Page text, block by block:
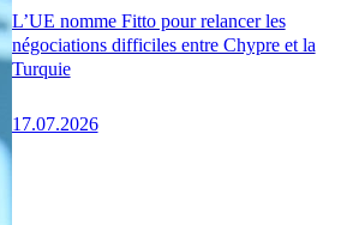
L’UE nomme Fitto pour relancer les
négociations difficiles entre Chypre et la
Turquie
17.07.2026